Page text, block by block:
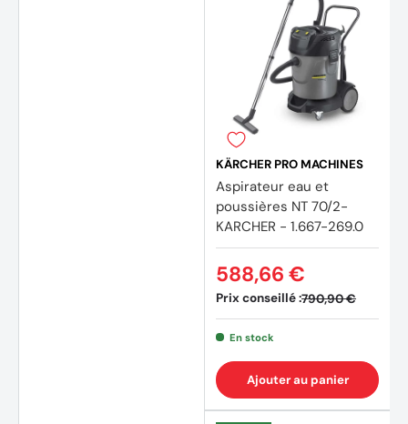
KÄRCHER PRO MACHINES
Aspirateur eau et
poussières NT 70/2-
KARCHER - 1.667-269.0
Prix conseillé :790,90 €
588,66 €
En stock
Ajouter au panier